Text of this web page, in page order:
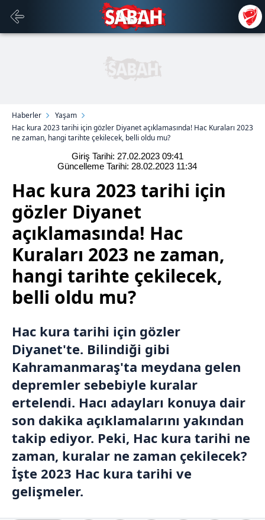
Haberler
Yaşam
Hac kura 2023 tarihi için gözler Diyanet açıklamasında! Hac Kuraları 2023
ne zaman, hangi tarihte çekilecek, belli oldu mu?
Giriş Tarihi: 27.02.2023 09:41
Güncelleme Tarihi: 28.02.2023 11:34
Hac kura 2023 tarihi için
gözler Diyanet
açıklamasında! Hac
Kuraları 2023 ne zaman,
hangi tarihte çekilecek,
belli oldu mu?
Hac kura tarihi için gözler
Diyanet'te. Bilindiği gibi
Kahramanmaraş'ta meydana gelen
depremler sebebiyle kuralar
ertelendi. Hacı adayları konuya dair
son dakika açıklamalarını yakından
takip ediyor. Peki, Hac kura tarihi ne
zaman, kuralar ne zaman çekilecek?
İşte 2023 Hac kura tarihi ve
gelişmeler.